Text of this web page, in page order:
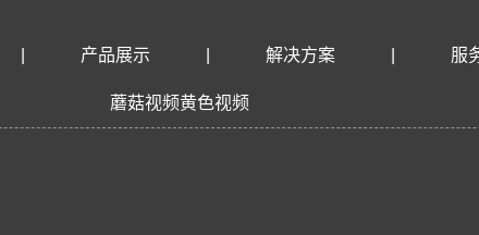
产品展示 解决方案 服
蘑菇视频黄色视频